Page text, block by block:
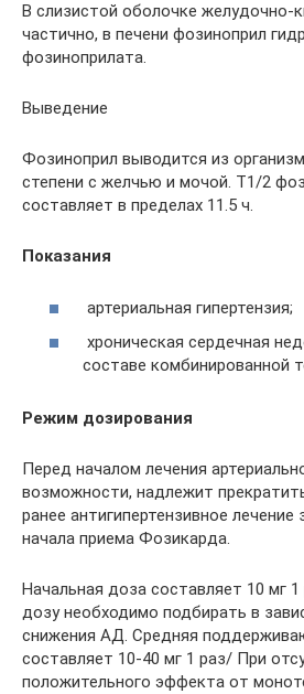
В слизистой оболочке желудочно-
частично, в печени фозиноприл
фозиноприлата.
Выведение
Фозиноприл выводится из
степени с желчью и мочой. T1/2
составляет в пределах 11.5 ч.
Показания
артериальная гипертензия;
хроническая сердечная
составе комбинированной
Режим дозирования
Перед началом лечения
возможности, надлежит
ранее антигипертензивное
начала приема Фозикарда.
Начальная доза составляет 10 мг
дозу необходимо подбирать в
снижения АД. Средняя
составляет 10-40 мг 1 раз/ При
положительного эффекта от